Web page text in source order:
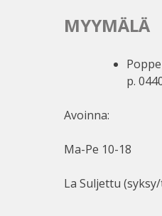
MYYMÄLÄ
p.
Avoinna:
Ma-Pe 10-18
La Suljettu